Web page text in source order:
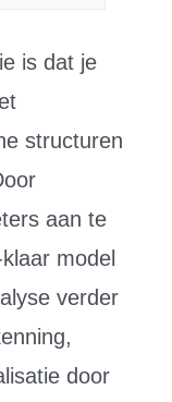
is dat je
structuren
aan te
model
verder
door